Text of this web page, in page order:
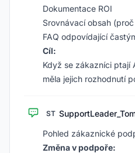
Dokumentace ROI
Srovnávací obsah
FAQ odpovídající
Cíl:
Když se zákazníci ptají
měla jejich rozhodnutí
ST
Pohled zákaznické
Změna v podpoře: